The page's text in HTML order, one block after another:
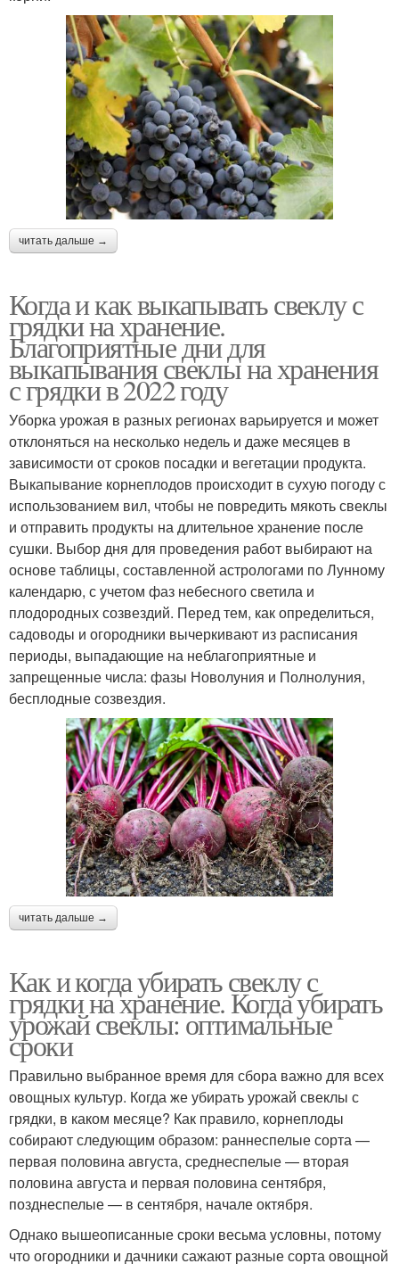
читать дальше →
Когда и как выкапывать свеклу с
грядки на хранение.
Благоприятные дни для
выкапывания свеклы на хранения
с грядки в 2022 году
Уборка урожая в разных регионах варьируется и может
отклоняться на несколько недель и даже месяцев в
зависимости от сроков посадки и вегетации продукта.
Выкапывание корнеплодов происходит в сухую погоду с
использованием вил, чтобы не повредить мякоть свеклы
и отправить продукты на длительное хранение после
сушки. Выбор дня для проведения работ выбирают на
основе таблицы, составленной астрологами по Лунному
календарю, с учетом фаз небесного светила и
плодородных созвездий. Перед тем, как определиться,
садоводы и огородники вычеркивают из расписания
периоды, выпадающие на неблагоприятные и
запрещенные числа: фазы Новолуния и Полнолуния,
бесплодные созвездия.
читать дальше →
Как и когда убирать свеклу с
грядки на хранение. Когда убирать
урожай свеклы: оптимальные
сроки
Правильно выбранное время для сбора важно для всех
овощных культур. Когда же убирать урожай свеклы с
грядки, в каком месяце? Как правило, корнеплоды
собирают следующим образом: раннеспелые сорта —
первая половина августа, среднеспелые — вторая
половина августа и первая половина сентября,
позднеспелые — в сентября, начале октября.
Однако вышеописанные сроки весьма условны, потому
что огородники и дачники сажают разные сорта овощной